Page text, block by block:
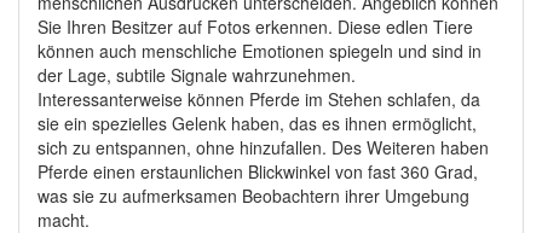
Sie Ihren Besitzer auf Fotos erkennen. Diese edlen Tiere
können auch menschliche Emotionen spiegeln und sind in
der Lage, subtile Signale wahrzunehmen.
Interessanterweise können Pferde im Stehen schlafen, da
sie ein spezielles Gelenk haben, das es ihnen ermöglicht,
sich zu entspannen, ohne hinzufallen. Des Weiteren haben
Pferde einen erstaunlichen Blickwinkel von fast 360 Grad,
was sie zu aufmerksamen Beobachtern ihrer Umgebung
macht.